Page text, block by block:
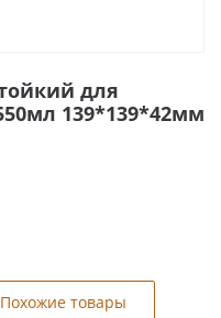
для
139*139*42мм
Похожие товары